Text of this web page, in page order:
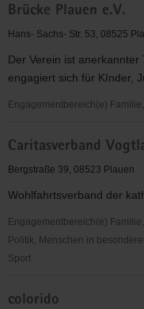
Oelsnitz
Plauen
e.
Brücke Plauen e.V.
Hans- Sachs- Str. 53, 08525
Der Verein ist
engagiert sich für KInder,
Engagementbereich(e)
Plauen
e.V.
Caritasverband
Bergstraße 39, 08523 Plauen
Wohlfahrtsverband der
Engagementbereich(e)
Politik, Menschen in
Sport
Vogtland
colorido